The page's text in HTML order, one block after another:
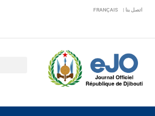
اتصل بنا | FRANÇAIS